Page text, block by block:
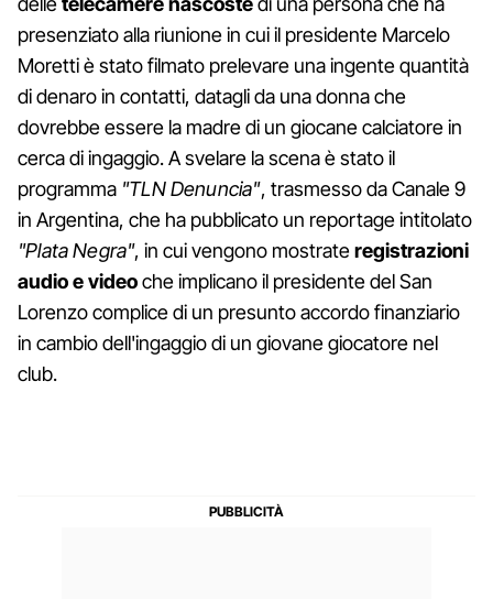
presenziato alla riunione in cui il presidente Marcelo
Moretti è stato filmato prelevare una ingente quantità
di denaro in contatti, datagli da una donna che
dovrebbe essere la madre di un giocane calciatore in
cerca di ingaggio. A svelare la scena è stato il
programma "TLN Denuncia", trasmesso da Canale 9
in Argentina, che ha pubblicato un reportage intitolato
"Plata Negra", in cui vengono mostrateregistrazioni
audio e videoche implicano il presidente del San
Lorenzo complice di un presunto accordo finanziario
in cambio dell'ingaggio di un giovane giocatore nel
club.